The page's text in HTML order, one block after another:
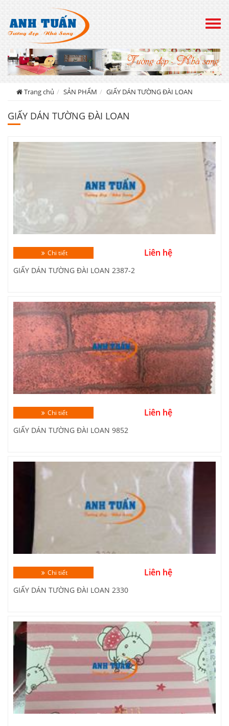
Trang chủ SẢN PHẨM GIẤY DÁN TƯỜNG ĐÀI LOAN
GIẤY DÁN TƯỜNG ĐÀI LOAN
Chi tiết Liên hệ
GIẤY DÁN TƯỜNG ĐÀI LOAN 2387-2
Chi tiết Liên hệ
GIẤY DÁN TƯỜNG ĐÀI LOAN 9852
Chi tiết Liên hệ
GIẤY DÁN TƯỜNG ĐÀI LOAN 2330